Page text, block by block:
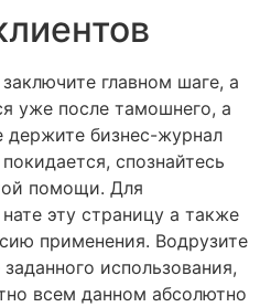
главном шаге, а
уже после тамошнего, а
держите бизнес-журнал
спознайтесь
помощи. Для
эту страницу а также
применения. Водрузите
использования,
всем данном абсолютно